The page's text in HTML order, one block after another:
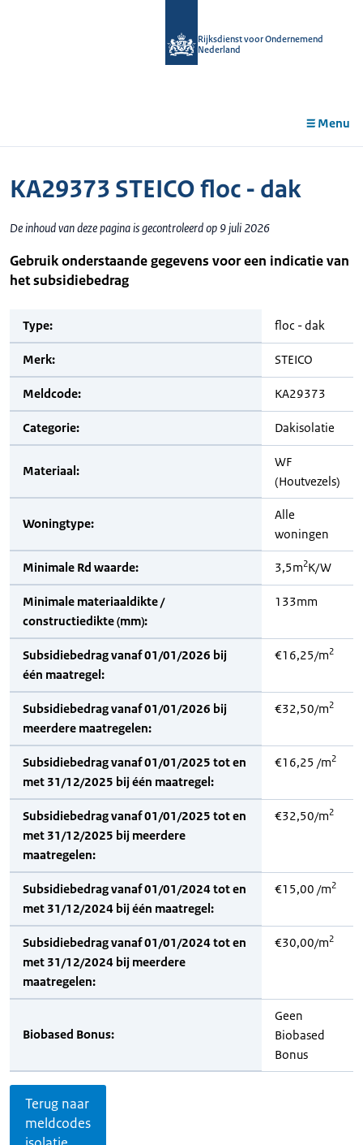
Rijksdienst voor Ondernemend
Nederland
Menu
KA29373 STEICO floc - dak
De inhoud van deze pagina is gecontroleerd op 9 juli 2026
Gebruik onderstaande gegevens voor een indicatie van
het subsidiebedrag
Type: floc - dak
Merk: STEICO
Meldcode: KA29373
Categorie: Dakisolatie
Materiaal:
WF
(Houtvezels)
Woningtype:
Alle
woningen
Minimale Rd waarde: 3,5m2K/W
Minimale materiaaldikte /
constructiedikte (mm):
133mm
Subsidiebedrag vanaf 01/01/2026 bij
één maatregel:
€16,25/m2
Subsidiebedrag vanaf 01/01/2026 bij
meerdere maatregelen:
€32,50/m2
Subsidiebedrag vanaf 01/01/2025 tot en
met 31/12/2025 bij één maatregel:
€16,25 /m2
Subsidiebedrag vanaf 01/01/2025 tot en
met 31/12/2025 bij meerdere
maatregelen:
€32,50/m2
Subsidiebedrag vanaf 01/01/2024 tot en
met 31/12/2024 bij één maatregel:
€15,00 /m2
Subsidiebedrag vanaf 01/01/2024 tot en
met 31/12/2024 bij meerdere
maatregelen:
€30,00/m2
Biobased Bonus:
Geen
Biobased
Bonus
Terug naar
meldcodes